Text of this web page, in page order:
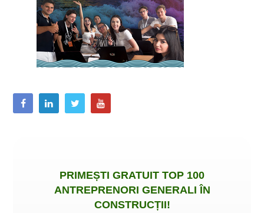
PRIMEȘTI GRATUIT TOP 100
ANTREPRENORI GENERALI ÎN
CONSTRUCȚII!